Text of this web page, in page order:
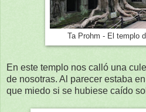
Ta Prohm - El templo
En este templo nos calló una
de nosotras. Al parecer estaba
que miedo si se hubiese caído